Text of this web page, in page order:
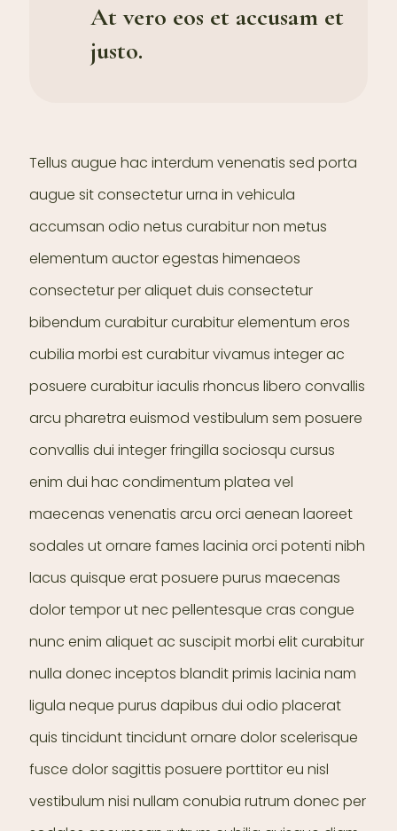
At vero eos et accusam et
justo.
Tellus augue hac interdum venenatis sed porta
augue sit consectetur urna in vehicula
accumsan odio netus curabitur non metus
elementum auctor egestas himenaeos
consectetur per aliquet duis consectetur
bibendum curabitur curabitur elementum eros
cubilia morbi est curabitur vivamus integer ac
posuere curabitur iaculis rhoncus libero convallis
arcu pharetra euismod vestibulum sem posuere
convallis dui integer fringilla sociosqu cursus
enim dui hac condimentum platea vel
maecenas venenatis arcu orci aenean laoreet
sodales ut ornare fames lacinia orci potenti nibh
lacus quisque erat posuere purus maecenas
dolor tempor ut nec pellentesque cras congue
nunc enim aliquet ac suscipit morbi elit curabitur
nulla donec inceptos blandit primis lacinia nam
ligula neque purus dapibus dui odio placerat
quis tincidunt tincidunt ornare dolor scelerisque
fusce dolor sagittis posuere porttitor eu nisl
vestibulum nisi nullam conubia rutrum donec per